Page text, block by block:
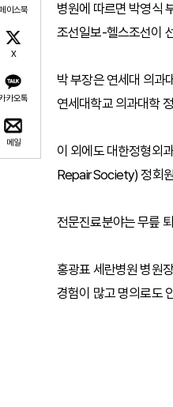
이스북
X
카오톡
메일
병원에 따르면 박영식
조선일보-헬스조선이
박 부장은 연세대 의과
연세대학교 의과대학
이 외에도 대한정형외
Repair Society) 정회
전문진료분야는 무릎
홍광표 세란병원 병원
경험이 많고 명의로도